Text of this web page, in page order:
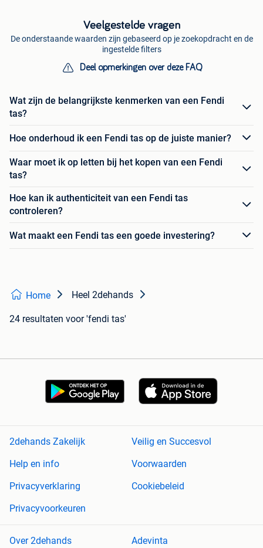
Veelgestelde vragen
De onderstaande waarden zijn gebaseerd op je zoekopdracht en de
ingestelde filters
Deel opmerkingen over deze FAQ
Wat zijn de belangrijkste kenmerken van een Fendi
tas?
Hoe onderhoud ik een Fendi tas op de juiste manier?
Waar moet ik op letten bij het kopen van een Fendi
tas?
Hoe kan ik authenticiteit van een Fendi tas
controleren?
Wat maakt een Fendi tas een goede investering?
Home Heel 2dehands
24 resultaten voor 'fendi tas'
2dehands Zakelijk
Veilig en Succesvol
Help en info
Voorwaarden
Privacyverklaring
Cookiebeleid
Privacyvoorkeuren
Over 2dehands Adevinta